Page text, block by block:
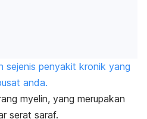
sejenis penyakit kronik yang
anda.
myelin, yang merupakan
serat saraf.